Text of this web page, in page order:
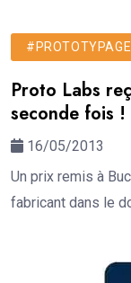
Proto Labs
seconde fois !
16/05/2013
Un prix remis à
fabricant dans le